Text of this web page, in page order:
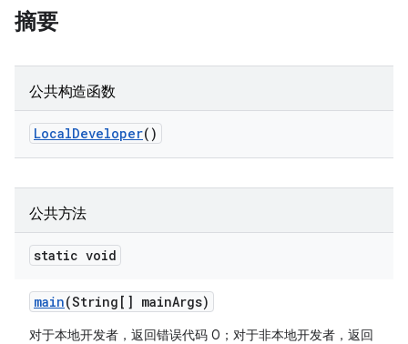
摘要
公共构造函数
LocalDeveloper()
公共方法
static void
main(String[] mainArgs)
对于本地开发者，返回错误代码 0；对于非本地开发者，返回